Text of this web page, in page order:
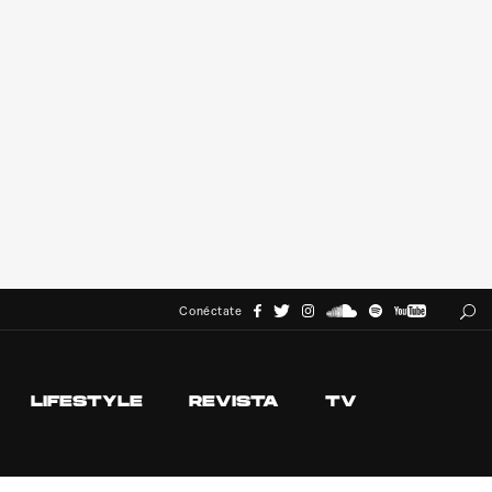
Conéctate
LIFESTYLE REVISTA TV